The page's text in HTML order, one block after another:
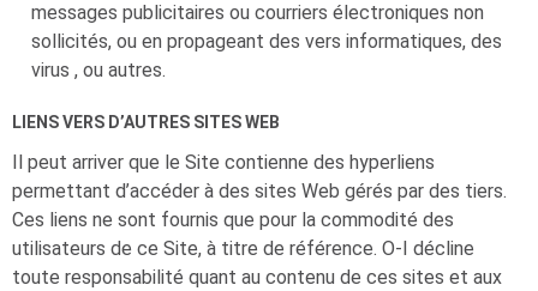
messages publicitaires ou courriers électroniques non
sollicités, ou en propageant des vers informatiques, des
virus , ou autres.
LIENS VERS D’AUTRES SITES WEB
Il peut arriver que le Site contienne des hyperliens
permettant d’accéder à des sites Web gérés par des tiers.
Ces liens ne sont fournis que pour la commodité des
utilisateurs de ce Site, à titre de référence. O-I décline
toute responsabilité quant au contenu de ces sites et aux